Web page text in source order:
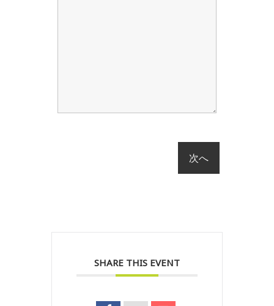
SHARE THIS EVENT